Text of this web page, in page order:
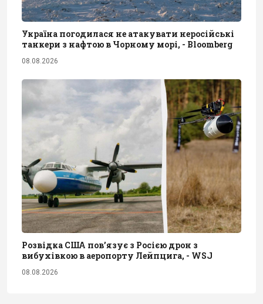
Україна погодилася не атакувати неросійські
танкери з нафтою в Чорному морі, - Bloomberg
08.08.2026
Розвідка США пов’язує з Росією дрон з
вибухівкою в аеропорту Лейпцига, - WSJ
08.08.2026